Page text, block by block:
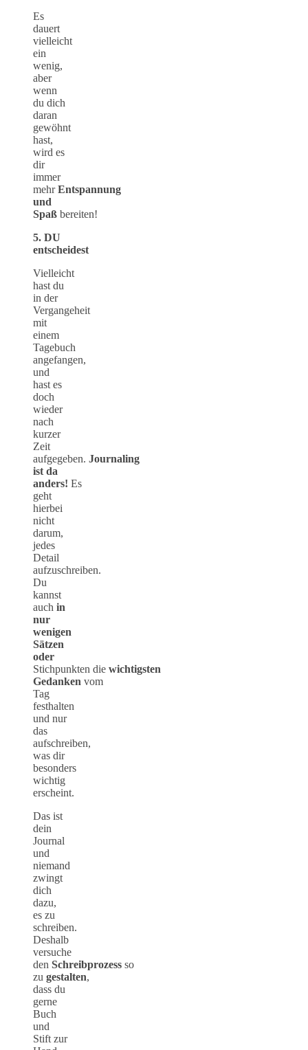
Es
dauert
vielleicht
ein
wenig,
aber
wenn
du dich
daran
gewöhnt
hast,
wird es
dir
immer
mehrEntspannung
und
Spaß bereiten!
5. DU
entscheidest
Vielleicht
hast du
in der
Vergangeheit
mit
einem
Tagebuch
angefangen,
und
hast es
doch
wieder
nach
kurzer
Zeit
aufgegeben. Journaling
ist da
anders! Es
geht
hierbei
nicht
darum,
jedes
Detail
aufzuschreiben.
Du
kannst
auch in
nur
wenigen
Sätzen
oder
Stichpunkten die wichtigsten
Gedanken vom
Tag
festhalten
und nur
das
aufschreiben,
was dir
besonders
wichtig
erscheint.
Das ist
dein
Journal
und
niemand
zwingt
dich
dazu,
es zu
schreiben.
Deshalb
versuche
den Schreibprozess so
zu gestalten,
dass du
gerne
Buch
und
Stift zur